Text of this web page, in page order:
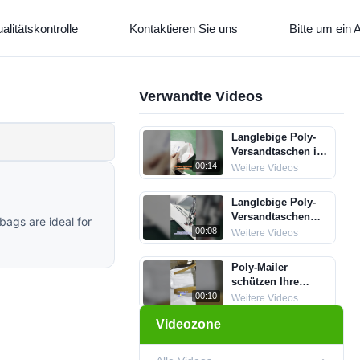
Kontaktieren Sie uns Bitte um ein
are ideal for
Verwandte Videos
00:14
Langlebige Poly-
Versandtaschen im
Großhandel direkt
ab Werk
Weitere Videos
00:08
Langlebige Poly-
Versandtaschen
sichern Ihre
Sendungen
Weitere Videos
00:10
Poly-Mailer
schützen Ihre
Sendungen
Weitere Videos
Wabenpapier-
Videozone